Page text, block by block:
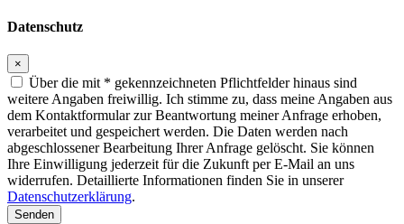
Datenschutz
×
Über die mit * gekennzeichneten Pflichtfelder hinaus sind
weitere Angaben freiwillig. Ich stimme zu, dass meine Angaben aus
dem Kontaktformular zur Beantwortung meiner Anfrage erhoben,
verarbeitet und gespeichert werden. Die Daten werden nach
abgeschlossener Bearbeitung Ihrer Anfrage gelöscht. Sie können
Ihre Einwilligung jederzeit für die Zukunft per E-Mail an uns
widerrufen. Detaillierte Informationen finden Sie in unserer
Datenschutzerklärung.
Senden